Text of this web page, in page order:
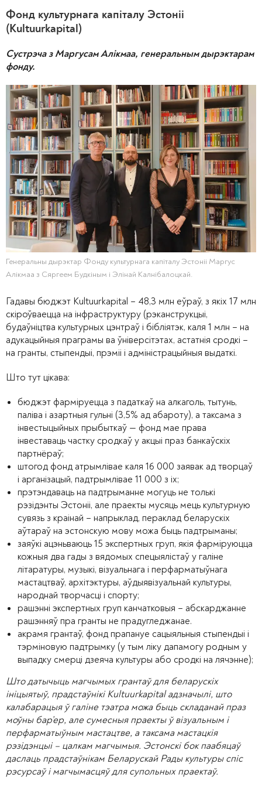
Фонд культурнага капіталу Эстоніі
(Kultuurkapital)
Сустрэча з Маргусам Алікмаа, генеральным дырэктарам
фонду.
Генеральны дырэктар Фонду культурнага капіталу Эстоніі Маргус
Алікмаа з Сяргеем Будкіным і Элінай Калнібалоцкай.
Гадавы бюджэт Kultuurkapital – 48,3 млн еўраў, з якіх 17 млн
скіроўваецца на інфраструктуру (рэканструкцыі,
будаўніцтва культурных цэнтраў і бібліятэк, каля 1 млн – на
адукацыйныя праграмы ва ўніверсітэтах, астатнія сродкі –
на гранты, стыпендыі, прэміі і адміністрацыйныя выдаткі.
Што тут цікава:
бюджэт фарміруецца з падаткаў на алкаголь, тытунь,
паліва і азартныя гульні (3,5% ад абароту), а таксама з
інвестыцыйных прыбыткаў — фонд мае права
інвеставаць частку сродкаў у акцыі праз банкаўскіх
партнёраў;
штогод фонд атрымлівае каля 16 000 заявак ад творцаў
і арганізацый, падтрымлівае 11 000 з іх;
прэтэндаваць на падтрыманне могуць не толькі
рэзідэнты Эстоніі, але праекты мусяць мець культурную
сувязь з краінай – напрыклад, пераклад беларускіх
аўтараў на эстонскую мову можа быць падтрыманы;
заяўкі ацэньваюць 15 экспертных груп, якія фарміруюцца
кожныя два гады з вядомых спецыялістаў у галіне
літаратуры, музыкі, візуальнага і перфарматыўнага
мастацтваў, архітэктуры, аўдыявізуальнай культуры,
народнай творчасці і спорту;
рашэнні экспертных груп канчатковыя – абскарджанне
рашэнняў пра гранты не прадугледжанае.
акрамя грантаў, фонд прапануе сацыяльныя стыпендыі і
тэрміновую падтрымку (у тым ліку дапамогу родным у
выпадку смерці дзеяча культуры або сродкі на лячэнне);
Што датычыць магчымых грантаў для беларускіх
ініцыятыў, прадстаўнікі Kultuurkapital адзначылі, што
калабарацыя ў галіне тэатра можа быць складанай праз
моўны бар’ер, але сумесныя праекты ў візуальным і
перфарматыўным мастацтве, а таксама мастацкія
рэзідэнцыі – цалкам магчымыя. Эстонскі бок паабяцаў
даслаць прадстаўнікам Беларускай Рады культуры спіс
рэсурсаў і магчымасцяў для супольных праектаў.